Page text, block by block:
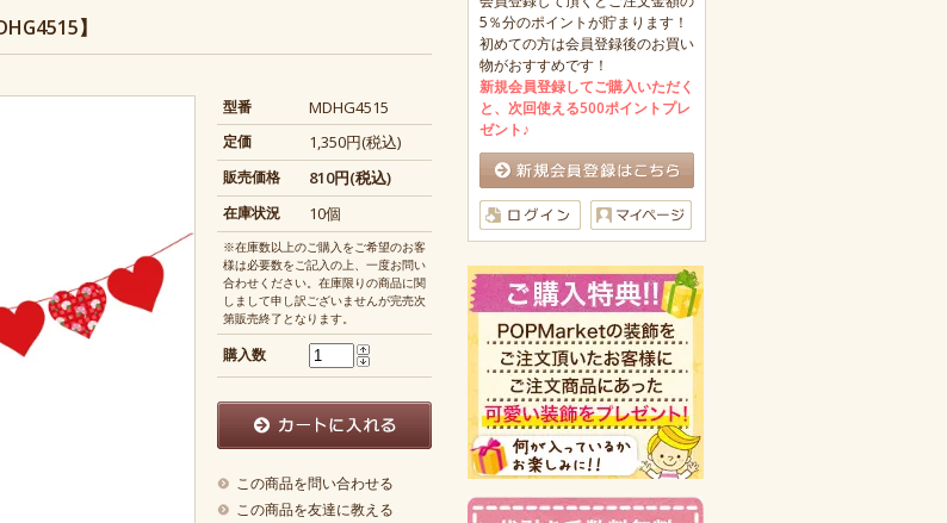
】
型番 MDHG4515
定価 1,350円(税込)
販売価格 810円(税込)
在庫状況 10個
※在庫数以上のご購入をご希望のお客
様は必要数をご記入の上、一度お問い
合わせください。在庫限りの商品に関
しまして申し訳ございませんが完売次
第販売終了となります。
購入数
この商品を問い合わせる
この商品を友達に教える
5％分のポイントが貯まります！
初めての方は会員登録後のお買い
物がおすすめです！
新規会員登録してご購入いただく
と、次回使える500ポイントプレ
ゼント♪